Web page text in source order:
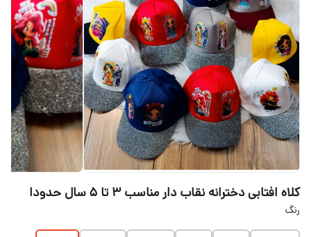
کلاه افتابی دخترانه نقاب دار مناسب ۳ تا ۵ سال حدودا
رنگ